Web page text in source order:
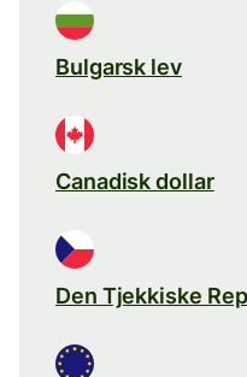
Bulgarsk lev
Canadisk dollar
Den Tjekkiske